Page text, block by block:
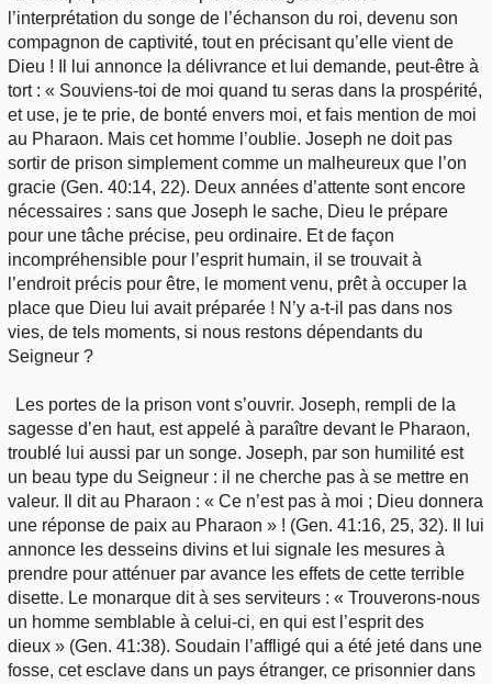
l’interprétation du songe de l’échanson du roi, devenu son
compagnon de captivité, tout en précisant qu’elle vient de
Dieu ! Il lui annonce la délivrance et lui demande, peut-être à
tort : « Souviens-toi de moi quand tu seras dans la prospérité,
et use, je te prie, de bonté envers moi, et fais mention de moi
au Pharaon. Mais cet homme l’oublie. Joseph ne doit pas
sortir de prison simplement comme un malheureux que l’on
gracie (Gen. 40:14, 22). Deux années d’attente sont encore
nécessaires : sans que Joseph le sache, Dieu le prépare
pour une tâche précise, peu ordinaire. Et de façon
incompréhensible pour l’esprit humain, il se trouvait à
l’endroit précis pour être, le moment venu, prêt à occuper la
place que Dieu lui avait préparée ! N’y a-t-il pas dans nos
vies, de tels moments, si nous restons dépendants du
Seigneur ?
Les portes de la prison vont s’ouvrir. Joseph, rempli de la
sagesse d’en haut, est appelé à paraître devant le Pharaon,
troublé lui aussi par un songe. Joseph, par son humilité est
un beau type du Seigneur : il ne cherche pas à se mettre en
valeur. Il dit au Pharaon : « Ce n’est pas à moi ; Dieu donnera
une réponse de paix au Pharaon » ! (Gen. 41:16, 25, 32). Il lui
annonce les desseins divins et lui signale les mesures à
prendre pour atténuer par avance les effets de cette terrible
disette. Le monarque dit à ses serviteurs : « Trouverons-nous
un homme semblable à celui-ci, en qui est l’esprit des
dieux » (Gen. 41:38). Soudain l’affligé qui a été jeté dans une
fosse, cet esclave dans un pays étranger, ce prisonnier dans